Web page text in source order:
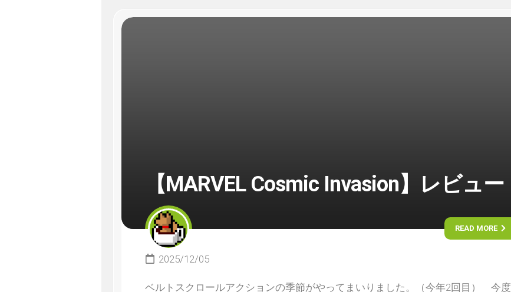
【MARVEL Cosmic Invasion】レビュー
READ MORE
2025/12/05
ベルトスクロールアクションの季節がやってまいりました。（今年2回目） 今度